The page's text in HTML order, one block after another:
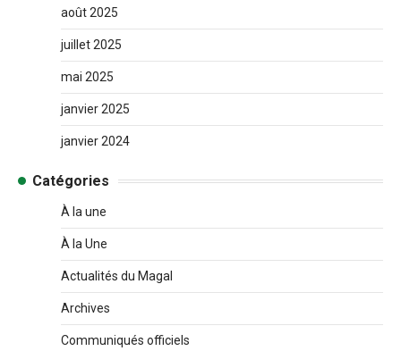
août 2025
juillet 2025
mai 2025
janvier 2025
janvier 2024
Catégories
À la une
À la Une
Actualités du Magal
Archives
Communiqués officiels